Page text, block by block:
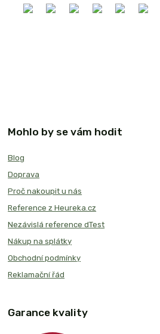
Mohlo by se vám hodit
Blog
Doprava
Proč nakoupit u nás
Reference z Heureka.cz
Nezávislá reference dTest
Nákup na splátky
Obchodní podmínky
Reklamační řád
Garance kvality